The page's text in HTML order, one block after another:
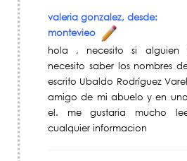
valeria gonzalez, desde:
montevieo
hola , necesito si alguien
necesito saber los nombres
escrito Ubaldo Rodríguez
amigo de mi abuelo y en
el. me gustaria mucho
cualquier informacion